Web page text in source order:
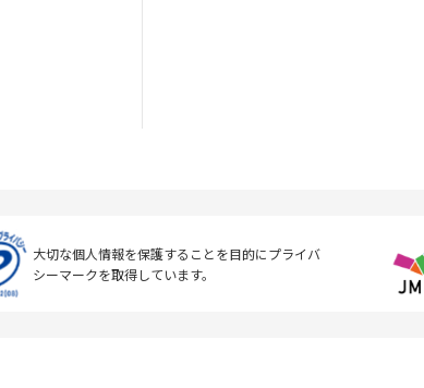
大切な個人情報を保護することを目的にプライバ
シーマークを取得しています。